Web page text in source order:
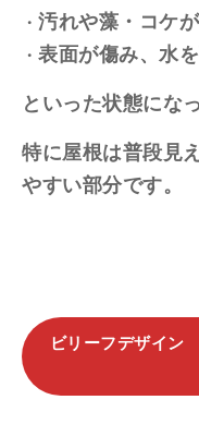
汚れや藻・コケ
表面が傷み、水
といった状態にな
特に屋根は普段見
やすい部分です。
ビリーフデザイン